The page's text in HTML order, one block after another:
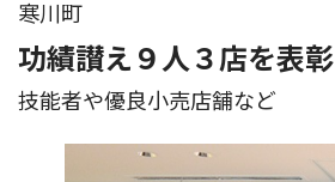
寒川町
功績讃え９人３店を表彰
技能者や優良小売店舗など